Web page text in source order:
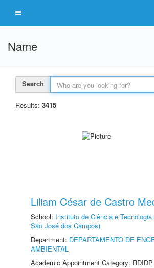
Name
Search
Results: 3415
Liliam César de Castro
School: Instituto de Ciência e
São José dos Campos)
Department: DEPARTAMENTO DE
AMBIENTAL
Academic Appointment Category: